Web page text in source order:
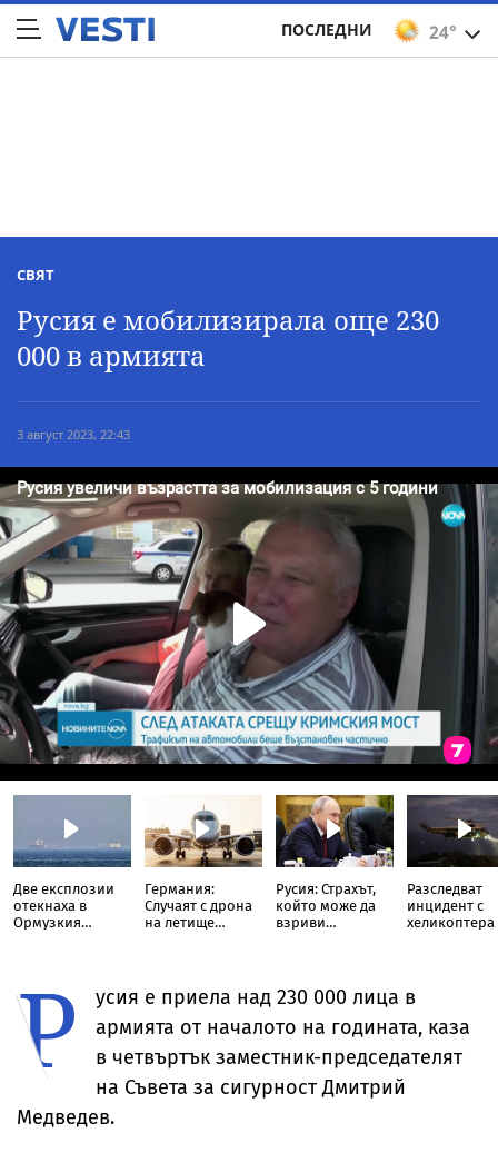
24°
ПОСЛЕДНИ
СВЯТ
Русия е мобилизирала още 230
000 в армията
3 август 2023, 22:43
Две експлозии
отекнаха в
Ормузкия
Германия:
Случаят с дрона
на летище
Русия: Страхът,
който може да
взриви
Разследват
инцидент с
хеликоптера
Р
усия е приела над 230 000 лица в
армията от началото на годината, каза
в четвъртък заместник-председателят
на Съвета за сигурност Дмитрий
Медведев.